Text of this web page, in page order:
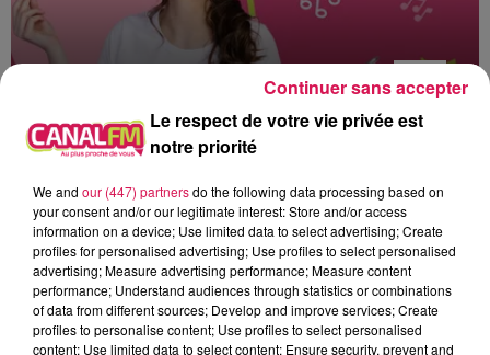
20h00 - 22h00
20h55
20h55 20h52
20h52 20h47
20h47
Le respect de votre vie privée est
notre priorité
We and our (447) partnersdo the following data processing based on
your consent and/or our legitimate interest: Store and/or access
information on a device; Use limited data to select advertising; Create
profiles for personalised advertising; Use profiles to select personalised
advertising; Measure advertising performance; Measure content
performance; Understand audiences through statistics or combinations
of data from different sources; Develop and improve services; Create
profiles to personalise content; Use profiles to select personalised
content; Use limited data to select content; Ensure security, prevent and
Continuer sans accepter